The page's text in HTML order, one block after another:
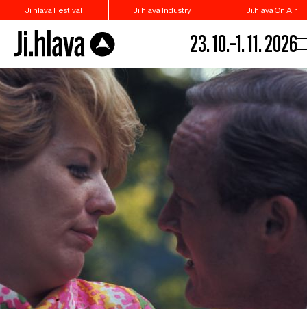
Ji.hlava Festival Ji.hlava Industry Ji.hlava On Air
23. 10.–1. 11. 2026